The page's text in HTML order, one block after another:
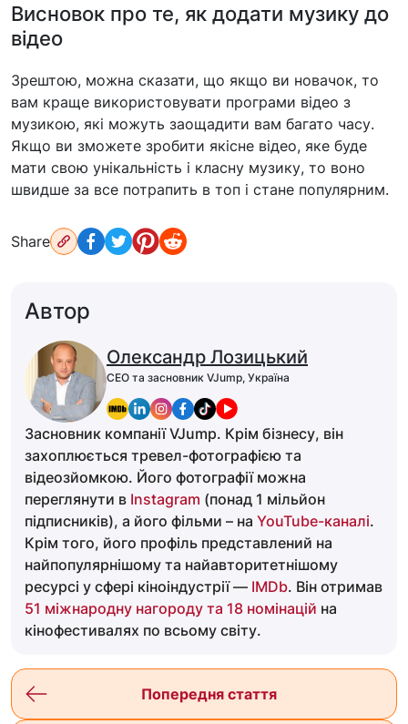
Висновок про те, як додати музику до
відео
Зрештою, можна сказати, що якщо ви новачок, то
вам краще використовувати програми відео з
музикою, які можуть заощадити вам багато часу.
Якщо ви зможете зробити якісне відео, яке буде
мати свою унікальність і класну музику, то воно
швидше за все потрапить в топ і стане популярним.
Share
Автор
Олександр Лозицький
CEO та засновник VJump, Україна
Засновник компанії VJump. Крім бізнесу, він
захоплюється тревел-фотографією та
відеозйомкою. Його фотографії можна
переглянути в Instagram (понад 1 мільйон
підписників), а його фільми – на YouTube-каналі.
Крім того, його профіль представлений на
найпопулярнішому та найавторитетнішому
ресурсі у сфері кіноіндустрії — IMDb. Він отримав
51 міжнародну нагороду та 18 номінацій на
кінофестивалях по всьому світу.
Попередня стаття